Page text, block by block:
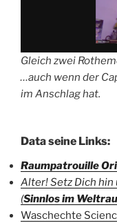
Gleich zwei
…auch wenn der
im Anschlag hat.
Data seine Links:
Raumpatrouille
Alter! Setz Dich hin
(Sinnlos im
Waschechte